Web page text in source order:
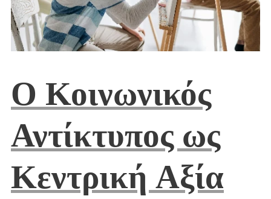
Ο Κοινωνικός
Αντίκτυπος ως
Κεντρική Αξία